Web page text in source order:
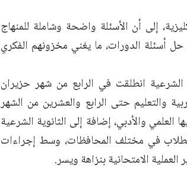
إلى أن الأسئلة واضحة وشاملة للمنهاج
أسئلة الدورات، ما يغني مخزونهم الفكري
الشرعية انطلقت في الرابع من شهر حزيران
والتعليم حتى الرابع والعشرين من الشهر
العلمي والأدبي، إضافة إلى الثانوية الشرعية
في مختلف المحافظات، وسط إجراءات
الامتحانية بنزاهة ويسر.